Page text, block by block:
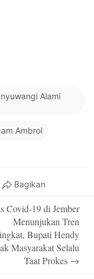
Alami
Ambrol
Bagikan
Covid-19 di Jember
Menunjukan Tren
Bupati Hendy
Masyarakat Selalu
Taat Prokes →